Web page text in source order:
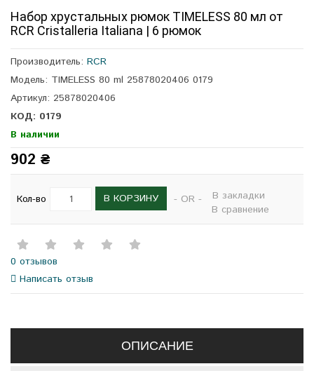
Набор хрустальных рюмок TIMELESS 80 мл от
RCR Cristalleria Italiana | 6 рюмок
Производитель: RCR
Модель: TIMELESS 80 ml 25878020406 0179
Артикул: 25878020406
КОД: 0179
В наличии
902 ₴
Кол-во В КОРЗИНУ - OR -
В закладки
В сравнение
0 отзывов
Написать отзыв
ОПИСАНИЕ